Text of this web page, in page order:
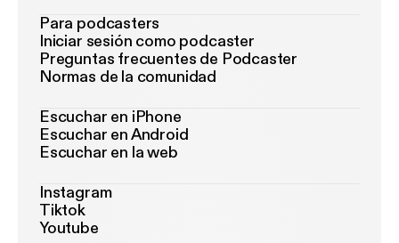
Para podcasters
Iniciar sesión como podcaster
Preguntas frecuentes de Podcaster
Normas de la comunidad
Escuchar en iPhone
Escuchar en Android
Escuchar en la web
Instagram
Tiktok
Youtube